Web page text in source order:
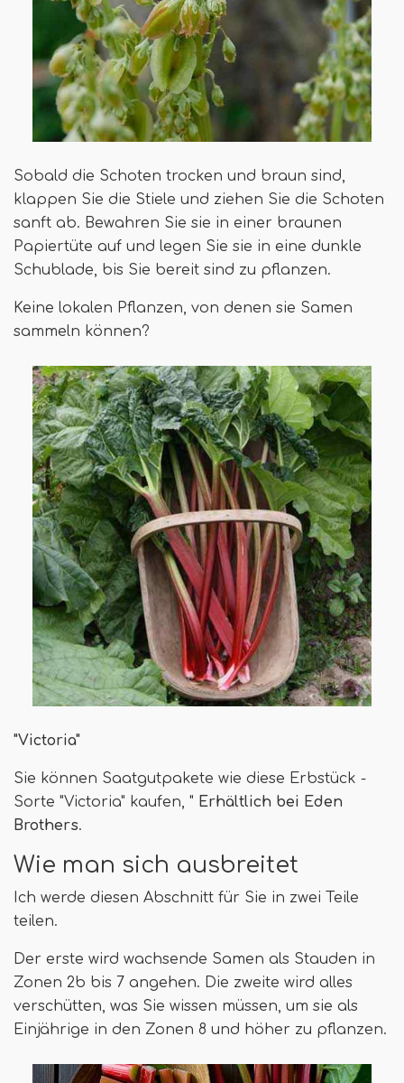
Sobald die Schoten trocken und braun sind,
klappen Sie die Stiele und ziehen Sie die Schoten
sanft ab. Bewahren Sie sie in einer braunen
Papiertüte auf und legen Sie sie in eine dunkle
Schublade, bis Sie bereit sind zu pflanzen.
Keine lokalen Pflanzen, von denen sie Samen
sammeln können?
"Victoria"
Sie können Saatgutpakete wie diese Erbstück -
Sorte "Victoria" kaufen, " Erhältlich bei Eden
Brothers.
Wie man sich ausbreitet
Ich werde diesen Abschnitt für Sie in zwei Teile
teilen.
Der erste wird wachsende Samen als Stauden in
Zonen 2b bis 7 angehen. Die zweite wird alles
verschütten, was Sie wissen müssen, um sie als
Einjährige in den Zonen 8 und höher zu pflanzen.